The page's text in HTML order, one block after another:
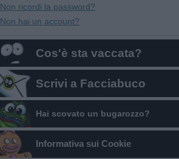
Non ricordi la password?
Non hai un account?
Cos'è sta vaccata?
Scrivi a Facciabuco
Hai scovato un bugarozzo?
Informativa sui Cookie